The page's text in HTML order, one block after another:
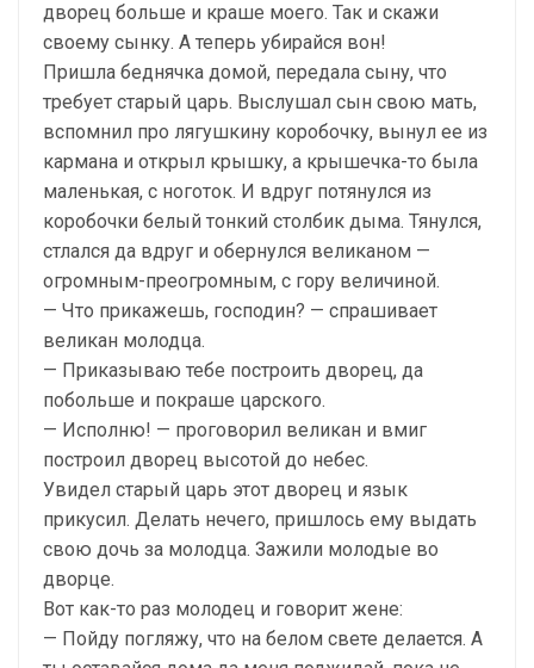
дворец больше и краше моего. Так и скажи
своему сынку. А теперь убирайся вон!
Пришла беднячка домой, передала сыну, что
требует старый царь. Выслушал сын свою мать,
вспомнил про лягушкину коробочку, вынул ее из
кармана и открыл крышку, а крышечка-то была
маленькая, с ноготок. И вдруг потянулся из
коробочки белый тонкий столбик дыма. Тянулся,
стлался да вдруг и обернулся великаном —
огромным-преогромным, с гору величиной.
— Что прикажешь, господин? — спрашивает
великан молодца.
— Приказываю тебе построить дворец, да
побольше и покраше царского.
— Исполню! — проговорил великан и вмиг
построил дворец высотой до небес.
Увидел старый царь этот дворец и язык
прикусил. Делать нечего, пришлось ему выдать
свою дочь за молодца. Зажили молодые во
дворце.
Вот как-то раз молодец и говорит жене:
— Пойду погляжу, что на белом свете делается. А